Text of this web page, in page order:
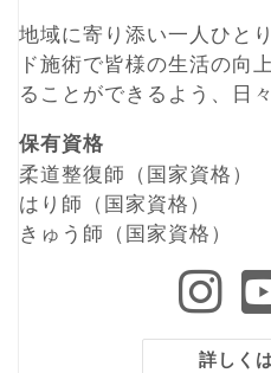
地域に寄り添い一人ひと
ド施術で皆様の生活の向
ることができるよう、日
保有資格
柔道整復師（国家資格）
はり師（国家資格）
きゅう師（国家資格）
詳しく